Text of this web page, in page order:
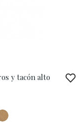
BALEARES)
y tacón alto